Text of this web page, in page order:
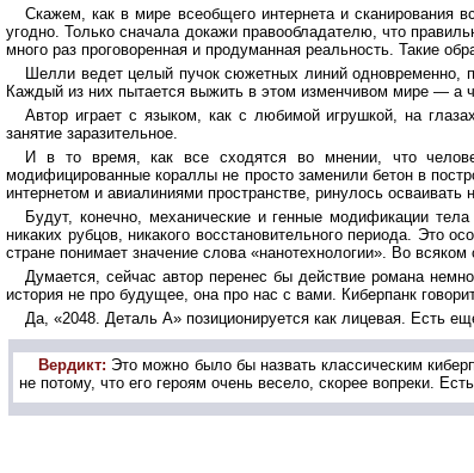
Скажем, как в мире всеобщего интернета и сканирования
угодно. Только сначала докажи правообладателю, что
много раз проговоренная и продуманная реальность. Такие
Шелли ведет целый пучок сюжетных линий одновременно,
Каждый из них пытается выжить в этом изменчивом мире — а
Автор играет с языком, как с любимой игрушкой, на
занятие заразительное.
И в то время, как все сходятся во мнении, что
модифицированные кораллы не просто заменили бетон в
интернетом и авиалиниями пространстве, ринулось
Будут, конечно, механические и генные модификации
никаких рубцов, никакого восстановительного периода. Это
стране понимает значение слова «нанотехнологии». Во
Думается, сейчас автор перенес бы действие романа
история не про будущее, она про нас с вами. Киберпанк
Да, «2048. Деталь А» позиционируется как лицевая. Есть
Вердикт: Это можно было бы назвать классическим
не потому, что его героям очень весело, скорее вопреки.